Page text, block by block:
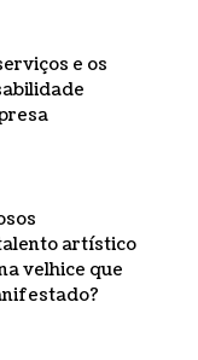
e os
artístico
velhice que